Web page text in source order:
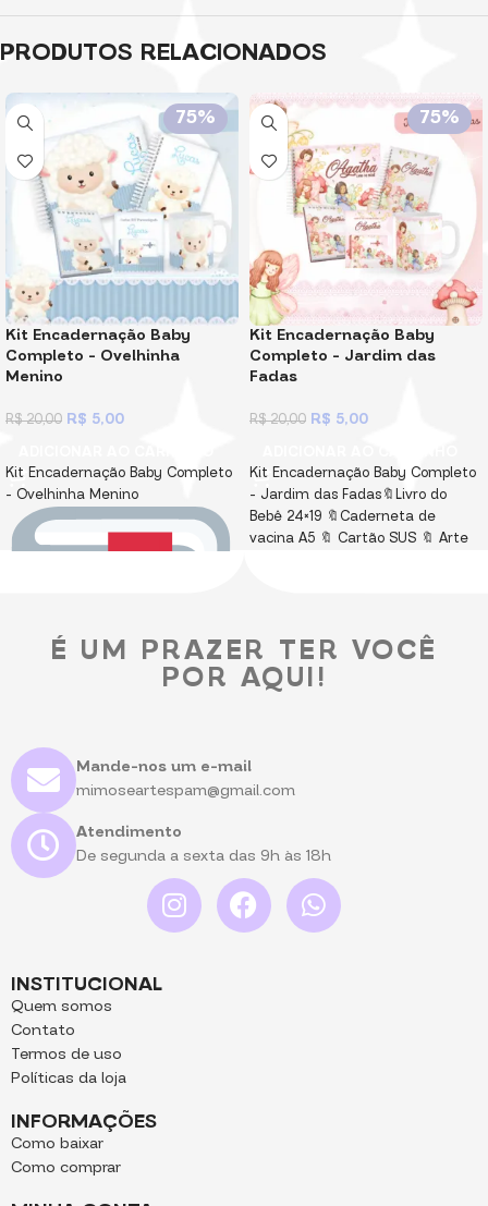
PRODUTOS RELACIONADOS
75%
Kit Encadernação Baby
Completo – Ovelhinha
Menino
R$20,00 R$ 5,00
Kit Encadernação Baby Completo
– Ovelhinha Menino
Livro do Bebê 24×19
Caderneta de vacina A5
75%
Kit Encadernação Baby
Completo – Jardim das
Fadas
R$20,00 R$ 5,00
Kit Encadernação Baby Completo
– Jardim das Fadas🔖Livro do
Bebê 24×19 🔖Caderneta de
vacina A5 🔖 Cartão SUS 🔖 Arte
enviados em PNG e PDF! Miolos
em PDF, não editável e
protegido por senha! Arquivos
para você fazer o download.
importante! Essa Coleção
contém muitos arquivos, e com
É UM PRAZER TER VOCÊ
POR AQUI!
Mande-nos um e-mail
mimoseartespam@gmail.com
Atendimento
De segunda a sexta das 9h às 18h
INSTITUCIONAL
Quem somos
Contato
Termos de uso
Políticas da loja
INFORMAÇÕES
Como baixar
Como comprar